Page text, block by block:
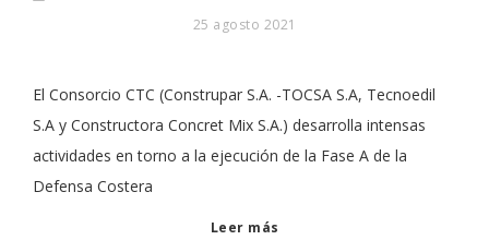
25 agosto 2021
El Consorcio CTC (Construpar S.A. -TOCSA S.A, Tecnoedil
S.A y Constructora Concret Mix S.A.) desarrolla intensas
actividades en torno a la ejecución de la Fase A de la
Defensa Costera
Leer más